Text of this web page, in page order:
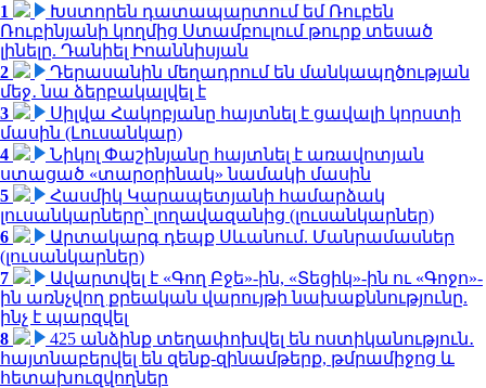
1
Խստորեն դատապարտում եմ Ռուբեն
Ռուբինյանի կողմից Ստամբուլում թուրք տեսած
լինելը. Դանիել Իոաննիսյան
2
Դերասանին մեղադրում են մանկապղծության
մեջ․ նա ձերբակալվել է
3
Սիլվա Հակոբյանը հայտնել է ցավալի կորստի
մասին (Լուսանկար)
4
Նիկոլ Փաշինյանը հայտնել է առավոտյան
ստացած «տարօրինակ» նամակի մասին
5
Հասմիկ Կարապետյանի համարձակ
լուսանկարները՝ լողավազանից (լուսանկարներ)
6
Արտակարգ դեպք Սևանում. Մանրամասներ
(լուսանկարներ)
7
Ավարտվել է «Գող Բջե»-ին, «Տեցիկ»-ին ու «Գոջո»-
ին առնչվող քրեական վարույթի նախաքննությունը.
ինչ է պարզվել
8
425 անձինք տեղափոխվել են ոստիկանություն․
հայտնաբերվել են զենք-զինամթերք, թմրամիջոց և
հետախուզվողներ